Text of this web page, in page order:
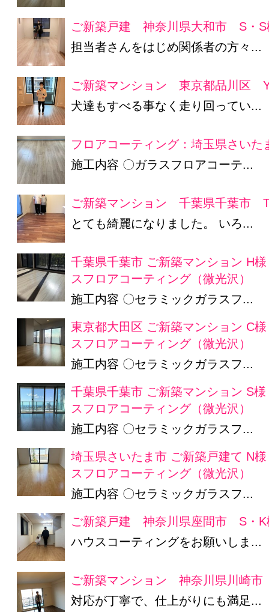
ご新築戸建 神奈川県大和市 S・S
担当者さんをはじめ関係者の方々...
ご新築マンション 東京都品川区
犬達もすべる事なく走り回ってい...
フロアコーティング：埼玉県さいた
施工内容 〇ガラスフロアコーテ...
ご新築マンション 千葉県千葉市
とても綺麗になりました。 いろ...
千葉県千葉市 ご新築マンション H
スフロアコーティング（微光沢）
施工内容 〇セラミックガラスフ...
東京都大田区 ご新築マンション C
スフロアコーティング（微光沢）
施工内容 〇セラミックガラスフ...
千葉県千葉市 ご新築マンション S
スフロアコーティング（微光沢）
施工内容 〇セラミックガラスフ...
埼玉県さいたま市 ご新築戸建て N
スフロアコーティング（微光沢）
施工内容 〇セラミックガラスフ...
ご新築戸建 神奈川県座間市 S・K
ハウスコーティングをお願いしま...
ご新築マンション 神奈川県川崎
対応が丁寧で、仕上がりにも満足...